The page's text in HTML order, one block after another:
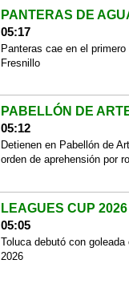
PANTERAS DE
05:17
Panteras cae en el
Fresnillo
PABELLÓN DE
05:12
Detienen en Pabellón de
orden de aprehensión por
LEAGUES CUP 2026
05:05
Toluca debutó con goleada
2026